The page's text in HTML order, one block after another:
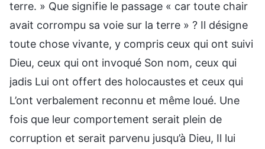
terre. » Que signifie le passage « car toute chair
avait corrompu sa voie sur la terre » ? Il désigne
toute chose vivante, y compris ceux qui ont suivi
Dieu, ceux qui ont invoqué Son nom, ceux qui
jadis Lui ont offert des holocaustes et ceux qui
L’ont verbalement reconnu et même loué. Une
fois que leur comportement serait plein de
corruption et serait parvenu jusqu’à Dieu, Il lui